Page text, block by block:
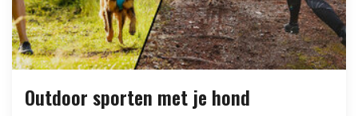
Outdoor sporten met je hond